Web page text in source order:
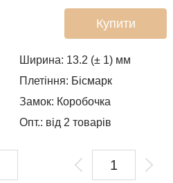
Купити
Ширина: 13.2 (± 1) мм
Плетіння: Бісмарк
Замок: Коробочка
Опт.: від 2 товарів